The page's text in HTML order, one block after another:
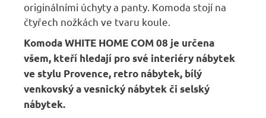
originálními úchyty a panty. Komoda stojí na
čtyřech nožkách ve tvaru koule.
KomodaWHITE HOMECOM 08 je určena
všem, kteří hledají pro své interiéry nábytek
ve stylu Provence, retro nábytek, bílý
venkovský a vesnický nábytek či selský
nábytek.